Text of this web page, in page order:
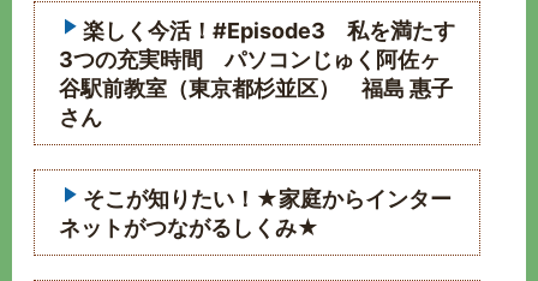
楽しく今活！#Episode3 私を満たす
3つの充実時間 パソコンじゅく阿佐ヶ
谷駅前教室（東京都杉並区） 福島 惠子
さん
そこが知りたい！★家庭からインター
ネットがつながるしくみ★